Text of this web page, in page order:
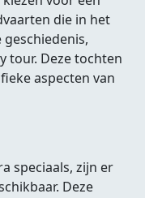
die in het
tour. Deze tochten
aspecten van
speciaals, zijn er
Deze